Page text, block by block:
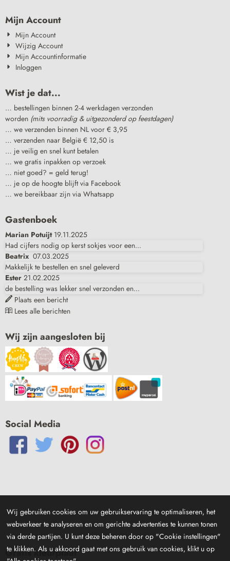
Mijn Account
Mijn Account
Wijzig Account
Mijn Accountinformatie
Inloggen
Wist je dat...
… bestellingen binnen 2-4 werkdagen verzonden
worden (mits voorradig & uitgezonderd op feestdagen)
… we verzenden binnen NL voor € 3,95
… verzenden naar België € 12,50 is
… je veilig en snel kunt betalen
… we gratis inpakken op verzoek
… niet goed? = geld terug!
… je op de hoogte blijft via Facebook
… we bereikbaar zijn via Whatsapp
Gastenboek
Marian Potuijt 19.11.2025
Had cijfers nodig op kerst sokjes voor een...
Beatrix 07.03.2025
Makkelijk te bestellen en snel geleverd
Ester 21.02.2025
de bestelling was lekker snel verzonden en...
Plaats een bericht
Lees alle berichten
Wij zijn aangesloten bij
Social Media
Gratis kleurplaat
Wij gebruiken cookies om uw gebruikservaring te optimaliseren, het
webverkeer te analyseren en om gerichte advertenties te kunnen tonen
via derde partijen. U kunt deze beheren door op "Cookie instellingen"
te klikken. Als u akkoord gaat met ons gebruik van cookies, klikt u op